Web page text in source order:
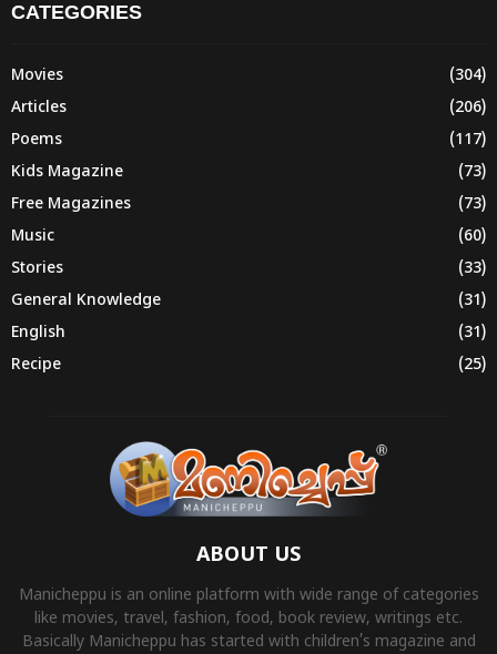
CATEGORIES
Movies
(304)
Articles
(206)
Poems
(117)
Kids Magazine
(73)
Free Magazines
(73)
Music
(60)
Stories
(33)
General Knowledge
(31)
English
(31)
Recipe
(25)
ABOUT US
Manicheppu is an online platform with wide range of categories
like movies, travel, fashion, food, book review, writings etc.
Basically Manicheppu has started with children’s magazine and